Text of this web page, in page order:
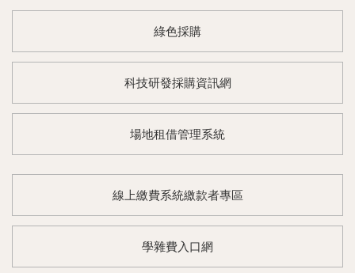
綠色採購
科技研發採購資訊網
場地租借管理系統
線上繳費系統繳款者專區
學雜費入口網